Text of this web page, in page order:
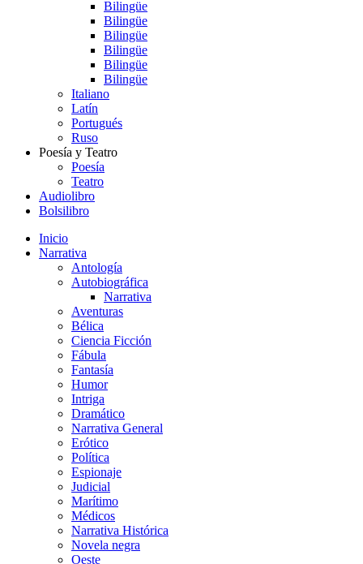
Bilingüe
Bilingüe
Bilingüe
Bilingüe
Bilingüe
Bilingüe
Italiano
Latín
Portugués
Ruso
Poesía y Teatro
Poesía
Teatro
Audiolibro
Bolsilibro
Inicio
Narrativa
Antología
Autobiográfica
Narrativa
Aventuras
Bélica
Ciencia Ficción
Fábula
Fantasía
Humor
Intriga
Dramático
Narrativa General
Erótico
Política
Espionaje
Judicial
Marítimo
Médicos
Narrativa Histórica
Novela negra
Oeste